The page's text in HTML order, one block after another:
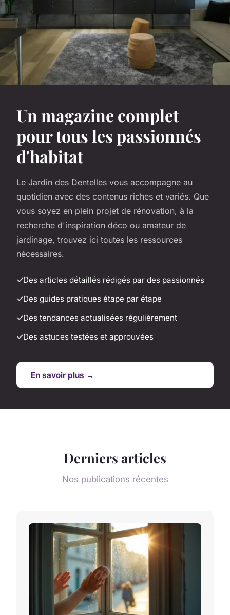
Un magazine complet
pour tous les passionnés
d'habitat
Le Jardin des Dentelles vous accompagne au
quotidien avec des contenus riches et variés. Que
vous soyez en plein projet de rénovation, à la
recherche d'inspiration déco ou amateur de
jardinage, trouvez ici toutes les ressources
nécessaires.
Des articles détaillés rédigés par des passionnés
Des guides pratiques étape par étape
Des tendances actualisées régulièrement
Des astuces testées et approuvées
En savoir plus →
Derniers articles
Nos publications récentes